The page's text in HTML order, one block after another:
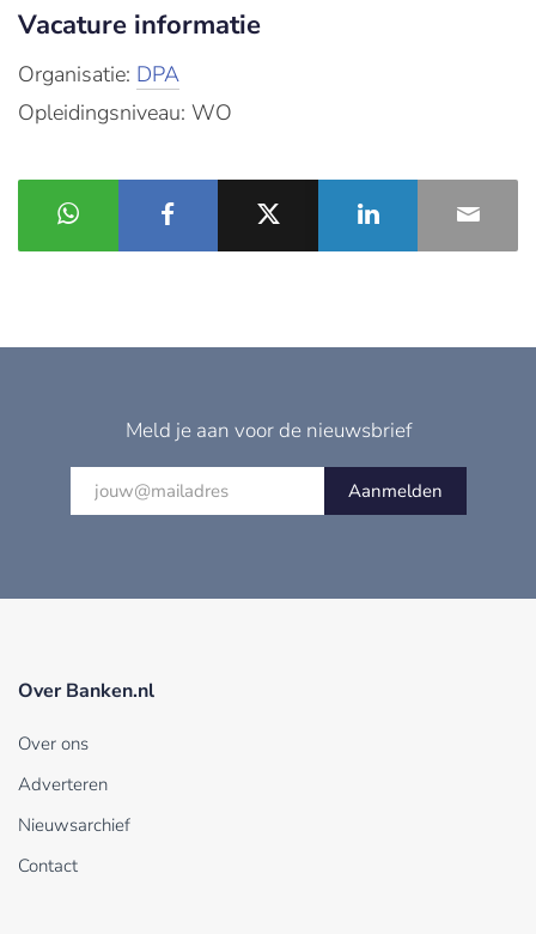
Vacature informatie
Organisatie: DPA
Opleidingsniveau: WO
Meld je aan voor de nieuwsbrief
Aanmelden
Over Banken.nl
Over ons
Adverteren
Nieuwsarchief
Contact